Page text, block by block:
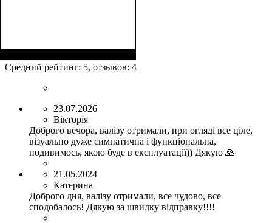
Средний рейтинг: 5, отзывов: 4
23.07.2026
Вікторія
Доброго вечора, валізу отримали, при огляді все ціле,
візуально дуже симпатична і функціональна,
подивимось, якою буде в експлуатації)) Дякую 🙏
21.05.2024
Катерина
Доброго дня, валізу отримали, все чудово, все
сподобалось! Дякую за швидку відправку!!!!